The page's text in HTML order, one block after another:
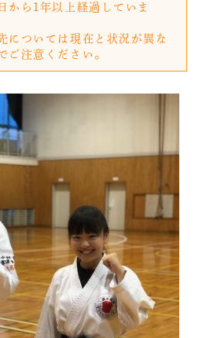
から1年以上経過していま
については現在と状況が異な
ご注意ください。